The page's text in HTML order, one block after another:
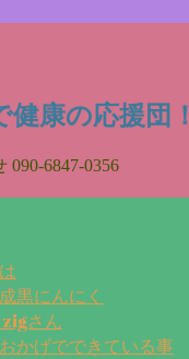
康の応援団！
090-6847-0356
黒にんにく
さん
かげでできている事